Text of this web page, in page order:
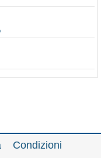
Condizioni